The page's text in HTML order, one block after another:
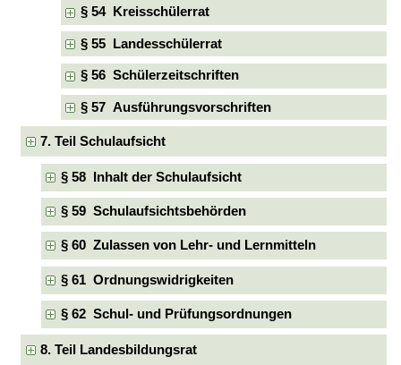
§ 54 Kreisschülerrat
§ 55 Landesschülerrat
§ 56 Schülerzeitschriften
§ 57 Ausführungsvorschriften
7. Teil Schulaufsicht
§ 58 Inhalt der Schulaufsicht
§ 59 Schulaufsichtsbehörden
§ 60 Zulassen von Lehr- und Lernmitteln
§ 61 Ordnungswidrigkeiten
§ 62 Schul- und Prüfungsordnungen
8. Teil Landesbildungsrat